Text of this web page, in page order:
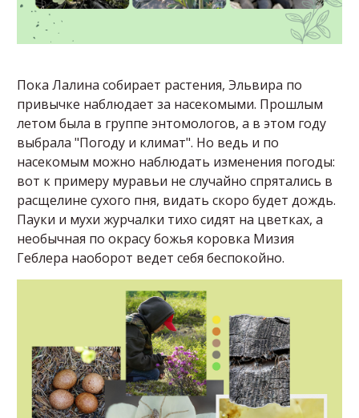
Пока Лалина собирает растения, Эльвира по
привычке наблюдает за насекомыми. Прошлым
летом была в группе энтомологов, а в этом году
выбрала "Погоду и климат". Но ведь и по
насекомым можно наблюдать изменения погоды:
вот к примеру муравьи не случайно спрятались в
расщелине сухого пня, видать скоро будет дождь.
Пауки и мухи журчалки тихо сидят на цветках, а
необычная по окрасу божья коровка Мизия
Геблера наоборот ведет себя беспокойно.